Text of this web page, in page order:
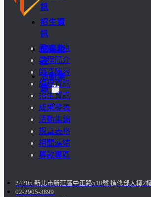
訊
招生資
訊
成果發
表
活動集
錦
大
學
社
最新消息
學程簡介
師資陣容
課程資訊
招生資訊
成果發表
活動集錦
規章表格
相關連結
募款專區
24205 新北市新莊區中正路510號 進修部大樓2
02-2905-3899